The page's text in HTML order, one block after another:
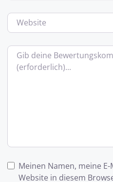
Website
Bewertungstext
Meinen Namen, meine
Website in diesem